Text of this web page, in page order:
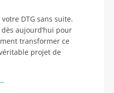
DTG sans suite.
aujourd’hui pour
transformer ce
projet de